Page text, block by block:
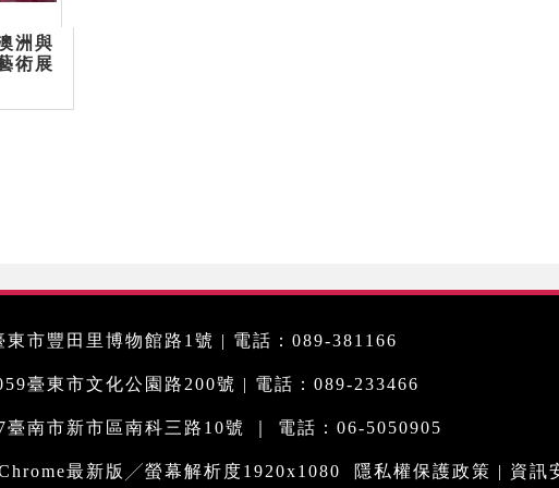
洲與
術展
東市豐田里博物館路1號 | 電話：089-381166
臺東市文化公園路200號 | 電話：089-233466
南市新市區南科三路10號 ｜ 電話：06-5050905
最新版╱螢幕解析度1920x1080 隱私權保護政策 | 資訊